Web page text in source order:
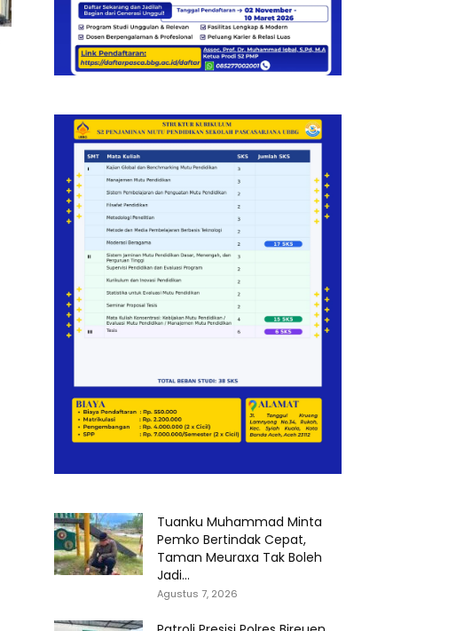
Tuanku Muhammad Minta
Pemko Bertindak Cepat,
Taman Meuraxa Tak Boleh
Jadi...
Agustus 7, 2026